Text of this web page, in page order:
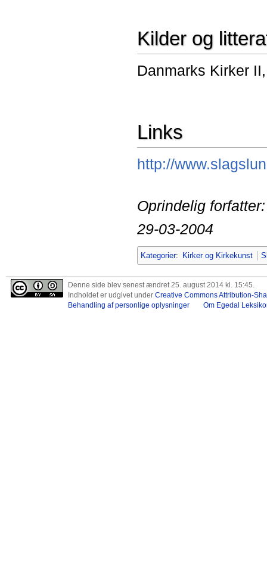
Kilder og
Danmarks Kirker
Links
http://
Oprindelig
29-03-2004
Kategorier: Kirker og Kirkekunst
Denne side blev senest ændret 25. august 2014 kl. 15:45.
Indholdet er udgivet under Creative Commons Attribution-
Behandling af personlige oplysninger
Om Egedal